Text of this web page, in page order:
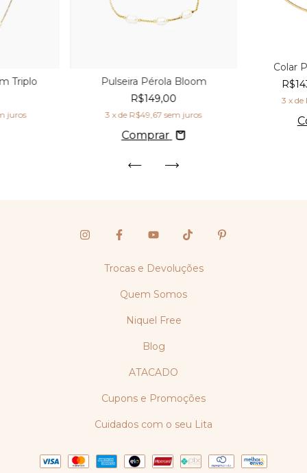
Triplo
juros
Pulseira Pérola Bloom
R$149,00
3 x de R$49,67 sem juros
Comprar
Colar
3 x de
Trocas e Devoluções
Quem Somos
Niquel Free
Blog
ATACADO
Cupons e Promoções
Cuidados com o seu Lita